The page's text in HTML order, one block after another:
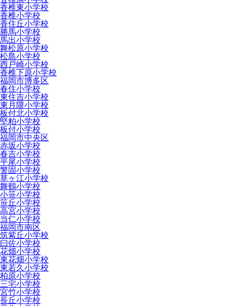
香椎東小学校
香椎小学校
香住丘小学校
勝馬小学校
馬出小学校
舞松原小学校
松島小学校
西戸崎小学校
香椎下原小学校
福岡市博多区
春住小学校
東住吉小学校
東月隈小学校
板付北小学校
堅粕小学校
板付小学校
福岡市中央区
赤坂小学校
春吉小学校
平尾小学校
警固小学校
草ヶ江小学校
舞鶴小学校
小笹小学校
笹丘小学校
高宮小学校
当仁小学校
福岡市南区
筑紫丘小学校
曰佐小学校
花畑小学校
東花畑小学校
東若久小学校
柏原小学校
三宅小学校
宮竹小学校
長丘小学校